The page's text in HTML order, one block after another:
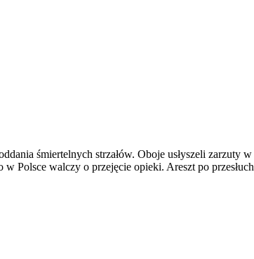
śmiertelnych strzałów. Oboje usłyszeli zarzuty
Polsce walczy o przejęcie opieki. Areszt po